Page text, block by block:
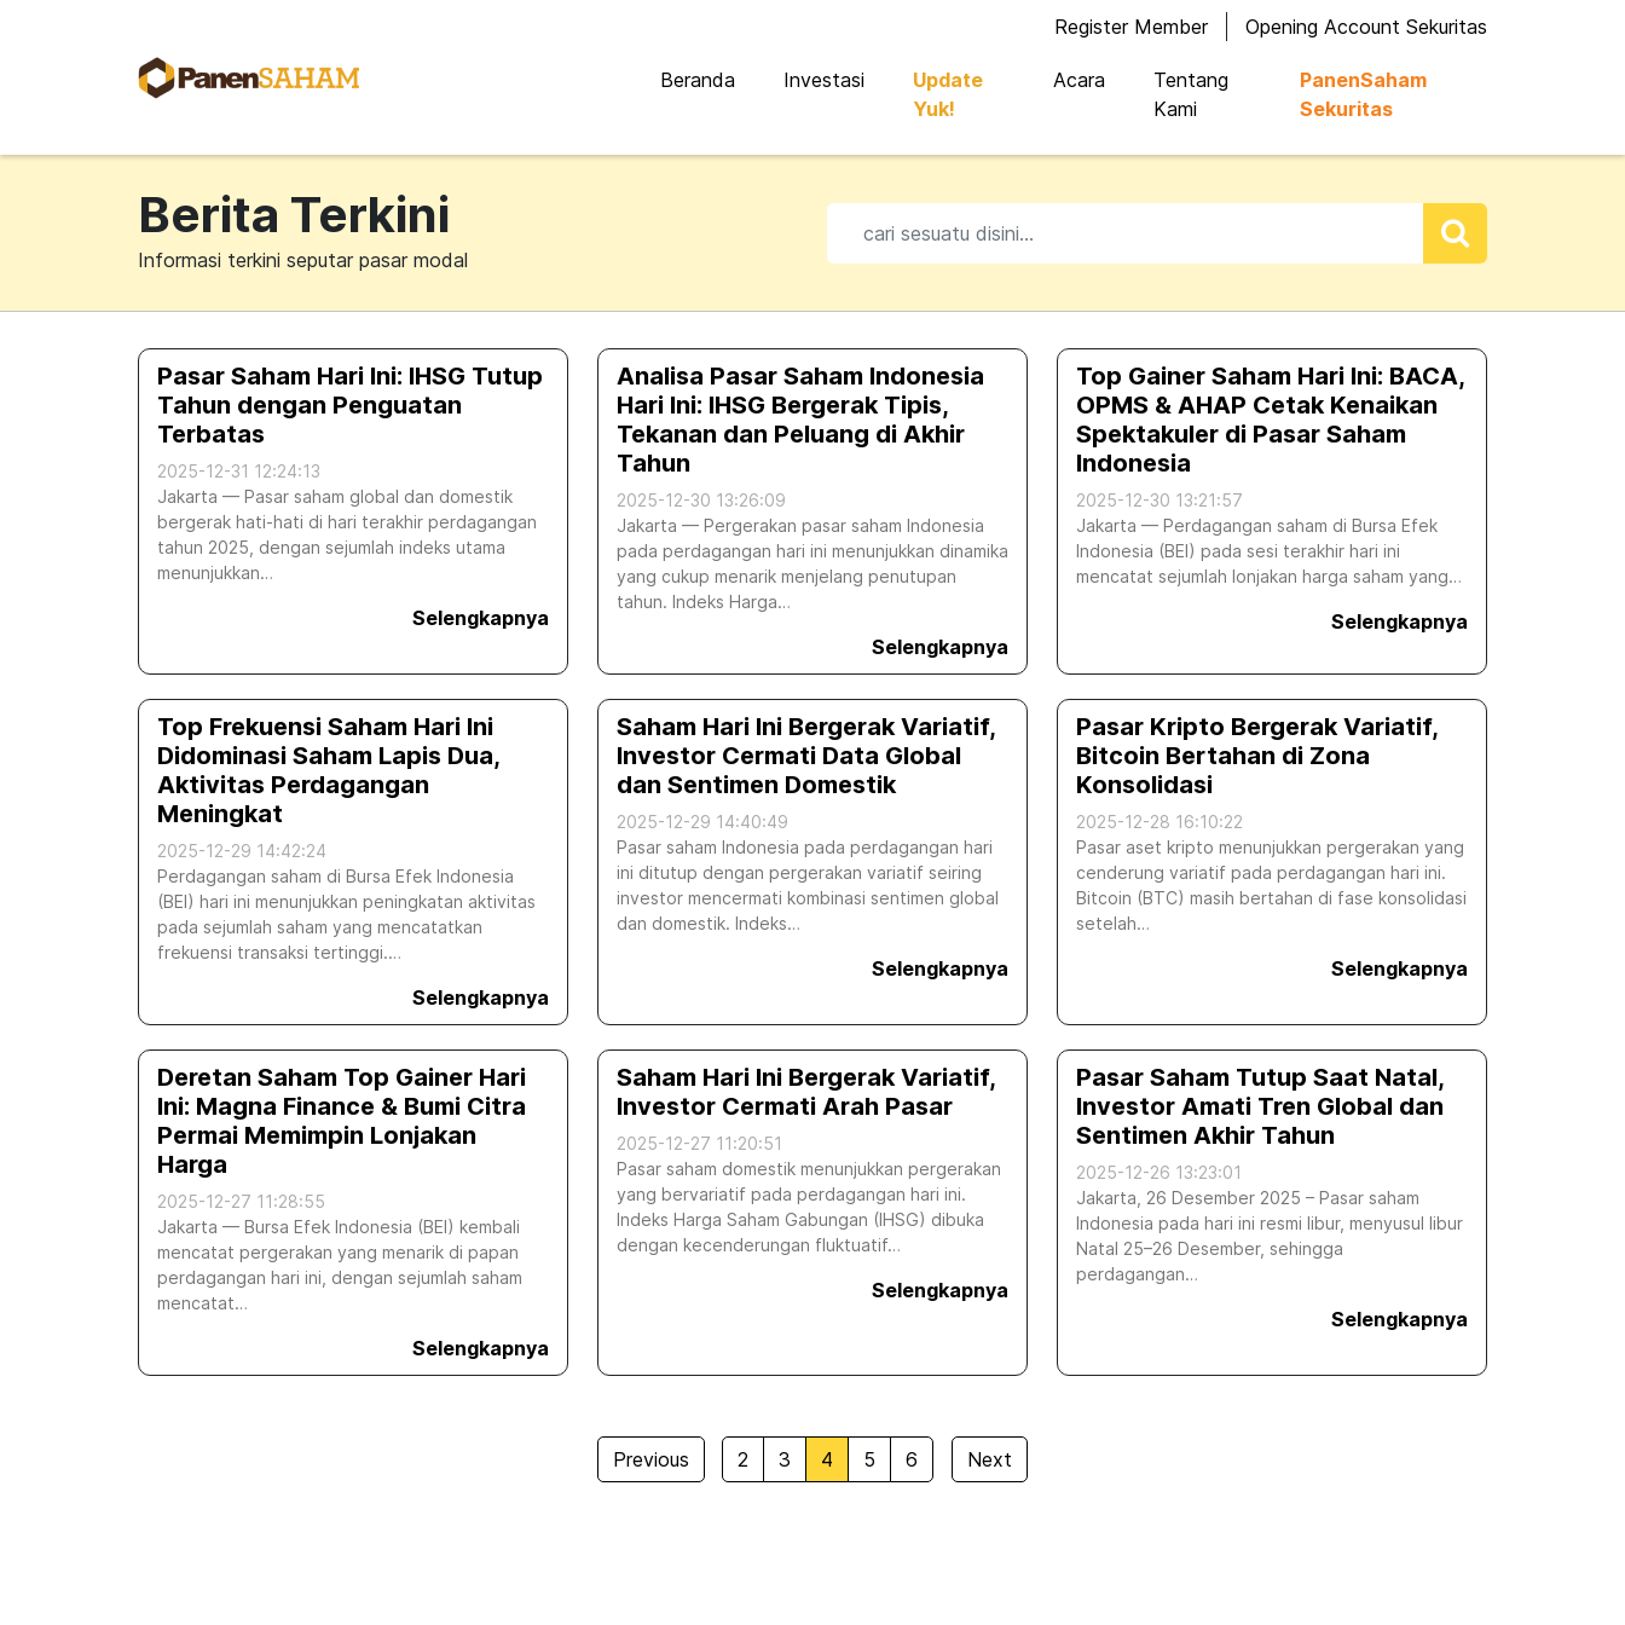
Register Member Opening Account Sekuritas
Beranda Investasi
Update
Yuk!
Acara
Tentang
Kami
PanenSaham
Sekuritas
Berita Terkini
Informasi terkini seputar pasar modal
Pasar Saham Hari Ini: IHSG Tutup
Tahun dengan Penguatan
Terbatas
2025-12-31 12:24:13
Jakarta — Pasar saham global dan domestik
bergerak hati-hati di hari terakhir perdagangan
tahun 2025, dengan sejumlah indeks utama
menunjukkan…
Selengkapnya
Analisa Pasar Saham Indonesia
Hari Ini: IHSG Bergerak Tipis,
Tekanan dan Peluang di Akhir
Tahun
2025-12-30 13:26:09
Jakarta — Pergerakan pasar saham Indonesia
pada perdagangan hari ini menunjukkan dinamika
yang cukup menarik menjelang penutupan
tahun. Indeks Harga…
Selengkapnya
Top Gainer Saham Hari Ini: BACA,
OPMS & AHAP Cetak Kenaikan
Spektakuler di Pasar Saham
Indonesia
2025-12-30 13:21:57
Jakarta — Perdagangan saham di Bursa Efek
Indonesia (BEI) pada sesi terakhir hari ini
mencatat sejumlah lonjakan harga saham yang…
Selengkapnya
Top Frekuensi Saham Hari Ini
Didominasi Saham Lapis Dua,
Aktivitas Perdagangan
Meningkat
2025-12-29 14:42:24
Perdagangan saham di Bursa Efek Indonesia
(BEI) hari ini menunjukkan peningkatan aktivitas
pada sejumlah saham yang mencatatkan
frekuensi transaksi tertinggi.…
Selengkapnya
Saham Hari Ini Bergerak Variatif,
Investor Cermati Data Global
dan Sentimen Domestik
2025-12-29 14:40:49
Pasar saham Indonesia pada perdagangan hari
ini ditutup dengan pergerakan variatif seiring
investor mencermati kombinasi sentimen global
dan domestik. Indeks…
Selengkapnya
Pasar Kripto Bergerak Variatif,
Bitcoin Bertahan di Zona
Konsolidasi
2025-12-28 16:10:22
Pasar aset kripto menunjukkan pergerakan yang
cenderung variatif pada perdagangan hari ini.
Bitcoin (BTC) masih bertahan di fase konsolidasi
setelah…
Selengkapnya
Deretan Saham Top Gainer Hari
Ini: Magna Finance & Bumi Citra
Permai Memimpin Lonjakan
Harga
2025-12-27 11:28:55
Jakarta — Bursa Efek Indonesia (BEI) kembali
mencatat pergerakan yang menarik di papan
perdagangan hari ini, dengan sejumlah saham
mencatat…
Selengkapnya
Saham Hari Ini Bergerak Variatif,
Investor Cermati Arah Pasar
2025-12-27 11:20:51
Pasar saham domestik menunjukkan pergerakan
yang bervariatif pada perdagangan hari ini.
Indeks Harga Saham Gabungan (IHSG) dibuka
dengan kecenderungan fluktuatif…
Selengkapnya
Pasar Saham Tutup Saat Natal,
Investor Amati Tren Global dan
Sentimen Akhir Tahun
2025-12-26 13:23:01
Jakarta, 26 Desember 2025 – Pasar saham
Indonesia pada hari ini resmi libur, menyusul libur
Natal 25–26 Desember, sehingga
perdagangan…
Selengkapnya
Previous 2 3 4 5 6 Next